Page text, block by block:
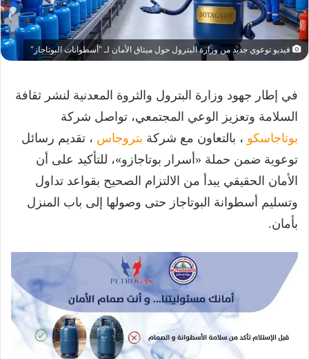
فيديو توعوي جديد من وزارة البترول حول ميثاق الأمان لـ "أسطوانات البوتاجاز"
في إطار جهود وزارة البترول والثروة المعدنية لنشر ثقافة
السلامة وتعزيز الوعي المجتمعي، تواصل شركة
بوتاجاسكو ، بالتعاون مع شركة بتروجاس ، تقديم رسائل
توعوية ضمن حملة «أسرار بوتاجازو»، للتأكيد على أن
الأمان الحقيقي يبدأ من الالتزام الصحيح بقواعد تداول
وتسليم أسطوانة البوتاجاز حتى وصولها إلى باب المنزل
بأمان.